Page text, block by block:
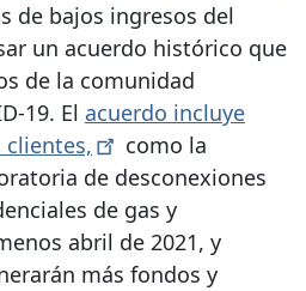
de bajos ingresos del
un acuerdo histórico que
de la comunidad
19. El acuerdo incluye
clientes,
como la
de desconexiones
de gas y
abril de 2021, y
más fondos y